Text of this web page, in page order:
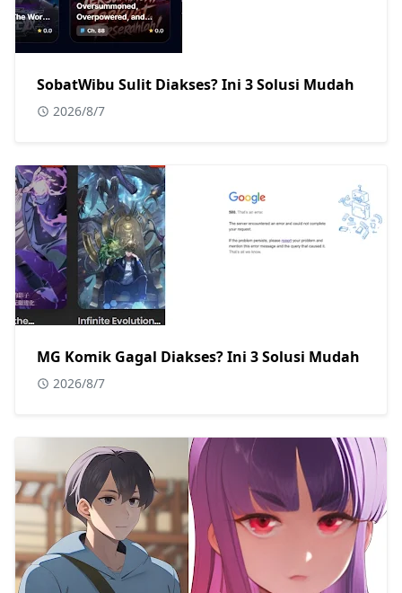
SobatWibu Sulit Diakses? Ini 3 Solusi Mudah
2026/8/7
MG Komik Gagal Diakses? Ini 3 Solusi Mudah
2026/8/7